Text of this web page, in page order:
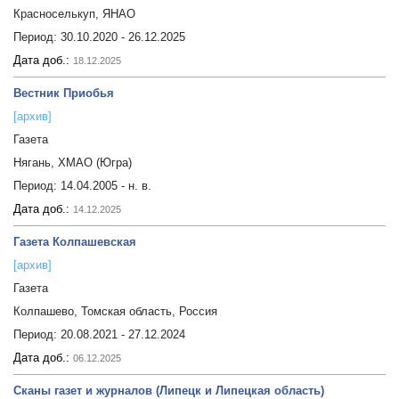
Красноселькуп, ЯНАО
Период: 30.10.2020 - 26.12.2025
Дата доб.: 18.12.2025
Вестник Приобья
[архив]
Газета
Нягань, ХМАО (Югра)
Период: 14.04.2005 - н. в.
Дата доб.: 14.12.2025
Газета Колпашевская
[архив]
Газета
Колпашево, Томская область, Россия
Период: 20.08.2021 - 27.12.2024
Дата доб.: 06.12.2025
Сканы газет и журналов (Липецк и Липецкая область)